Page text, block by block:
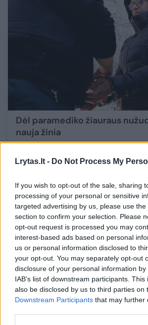
Lrytas.lt - Do Not Process My
If you wish to opt-out of the sale, sharing
processing of your personal or sensitive
targeted advertising by us, please use
section to confirm your selection. Please
opt-out request is processed you may
interest-based ads based on personal
us or personal information disclosed to
your opt-out. You may separately opt-out
disclosure of your personal information
IAB’s list of downstream participants.
also be disclosed by us to third parties on
Downstream Participants that may further
Dėl paramediko žiauraus
nauja žinia
Po kraupaus nusikaltimo –